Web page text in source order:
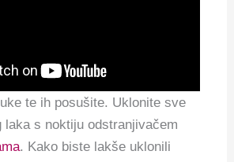
te ih posušite. Uklonite sve
laka s noktiju odstranjivačem
. Kako biste lakše uklonili